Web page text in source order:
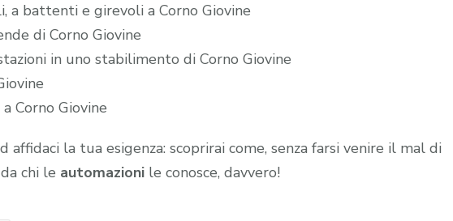
a battenti e girevoli a Corno Giovine
di Corno Giovine
in uno stabilimento di Corno Giovine
Corno Giovine
affidaci la tua esigenza: scoprirai come, senza farsi venire il mal di
chi le automazioni le conosce, davvero!